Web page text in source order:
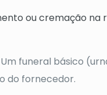
ou cremação na
Um funeral básico
do fornecedor.